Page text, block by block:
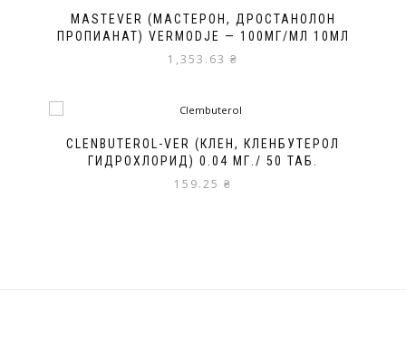
MASTEVER (МАСТЕРОН, ДРОСТАНОЛОН
ПРОПИАНАТ) VERMODJE — 100МГ/МЛ 10МЛ
1,353.63 ₴
CLENBUTEROL-VER (КЛЕН, КЛЕНБУТЕРОЛ
ГИДРОХЛОРИД) 0.04 МГ./ 50 ТАБ.
159.25 ₴